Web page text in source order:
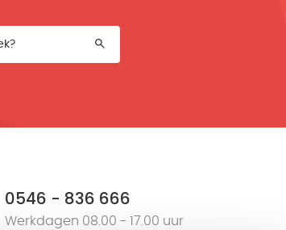
0546 - 836 666
Werkdagen 08.00 - 17.00 uur